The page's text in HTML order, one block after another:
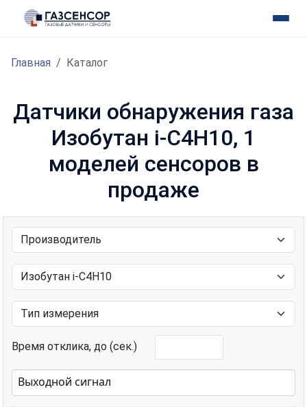
Главная Каталог
Датчики обнаружения газа
Изобутан i-C4H10, 1
моделей сенсоров в
продаже
Время отклика, до (сек.)